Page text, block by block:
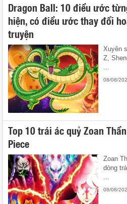
Dragon Ball: 10 điều ước
hiện, có điều ước thay đổi
truyện
Xuyên
Z,
...
08/08/
Top 10 trái ác quỷ Zoan
Piece
Zoan
dòng
08/08/